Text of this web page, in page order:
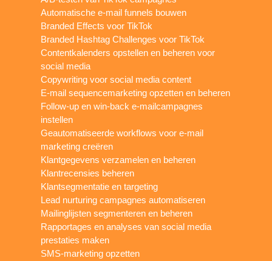
Automatische e-mail funnels bouwen
Branded Effects voor TikTok
Branded Hashtag Challenges voor TikTok
Contentkalenders opstellen en beheren voor
social media
Copywriting voor social media content
E-mail sequencemarketing opzetten en beheren
Follow-up en win-back e-mailcampagnes
instellen
Geautomatiseerde workflows voor e-mail
marketing creëren
Klantgegevens verzamelen en beheren
Klantrecensies beheren
Klantsegmentatie en targeting
Lead nurturing campagnes automatiseren
Mailinglijsten segmenteren en beheren
Rapportages en analyses van social media
prestaties maken
SMS-marketing opzetten